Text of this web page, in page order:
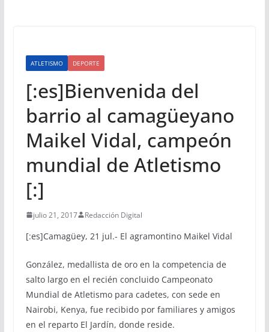
ATLETISMO DEPORTE
[:es]Bienvenida del
barrio al camagüeyano
Maikel Vidal, campeón
mundial de Atletismo
[:]
julio 21, 2017 Redacción Digital
[:es]Camagüey, 21 jul.- El agramontino Maikel Vidal
González, medallista de oro en la competencia de
salto largo en el recién concluido Campeonato
Mundial de Atletismo para cadetes, con sede en
Nairobi, Kenya, fue recibido por familiares y amigos
en el reparto El Jardín, donde reside.